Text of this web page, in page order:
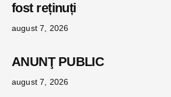
fost reținuți
august 7, 2026
ANUNŢ PUBLIC
august 7, 2026